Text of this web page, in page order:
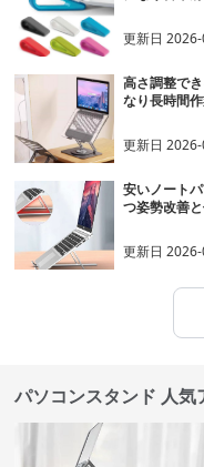
更新日
高さ調整で
なり長時間
更新日
安いノート
つ姿勢改善
更新日
パソコンスタンド 人気